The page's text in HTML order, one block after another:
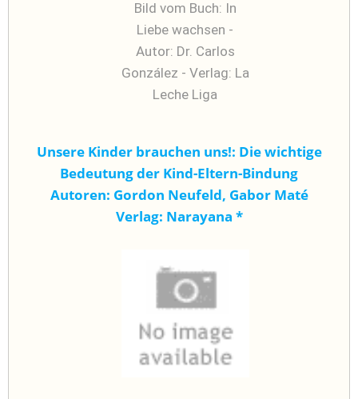
Unsere Kinder brauchen uns!: Die wichtige
Bedeutung der Kind-Eltern-Bindung
Autoren: Gordon Neufeld, Gabor Maté
Verlag: Narayana *